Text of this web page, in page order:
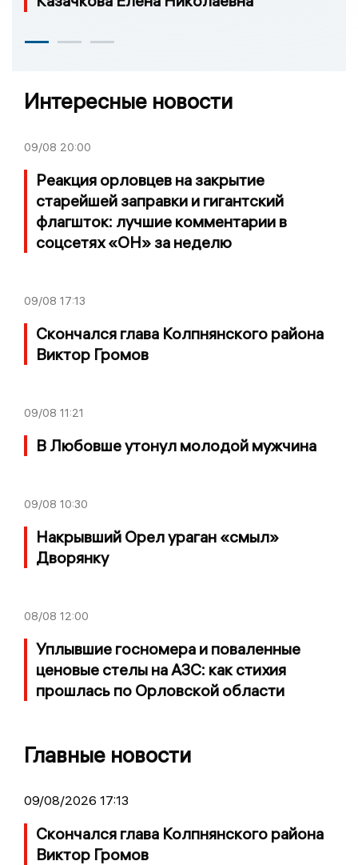
Интересные новости
09/08 20:00
Реакция орловцев на закрытие
старейшей заправки и гигантский
флагшток: лучшие комментарии в
соцсетях «ОН» за неделю
09/08 17:13
Скончался глава Колпнянского района
Виктор Громов
09/08 11:21
В Любовше утонул молодой мужчина
09/08 10:30
Накрывший Орел ураган «смыл»
Дворянку
08/08 12:00
Уплывшие госномера и поваленные
ценовые стелы на АЗС: как стихия
прошлась по Орловской области
Главные новости
09/08/2026 17:13
Скончался глава Колпнянского района
Виктор Громов